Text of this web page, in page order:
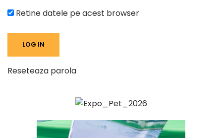
Retine datele pe acest browser
Reseteaza parola